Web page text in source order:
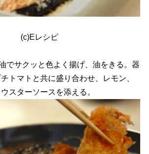
(c)Eレシピ
でサクッと色よく揚げ、油をきる。器
トマトと共に盛り合わせ、レモン、
スターソースを添える。